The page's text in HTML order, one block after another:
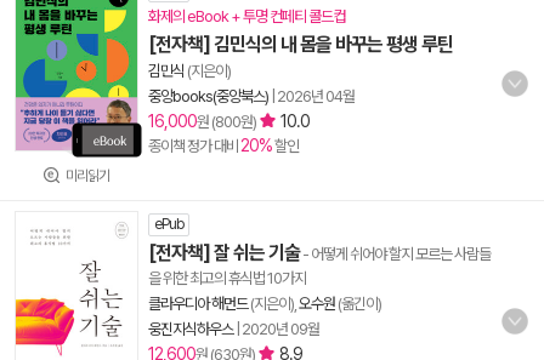
미리읽기
화제의 eBook + 투명 컨페티 콜드컵
[전자책] 김민식의 내 몸을 바꾸는 평생 루틴
김민식 (지은이)
중앙books(중앙북스) 2026년 04월
16,000원 (800원) 10.0
종이책 정가 대비 20%할인
ePub
[전자책] 잘 쉬는 기술- 어떻게 쉬어야 할지 모르는 사람들
을 위한 최고의 휴식법 10가지
클라우디아 해먼드(지은이), 오수원 (옮긴이)
웅진지식하우스| 2020년 09월
12,600원 (630원) 8.9